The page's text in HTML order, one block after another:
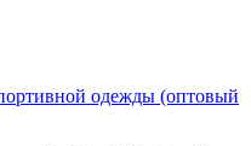
одежды (оптовый